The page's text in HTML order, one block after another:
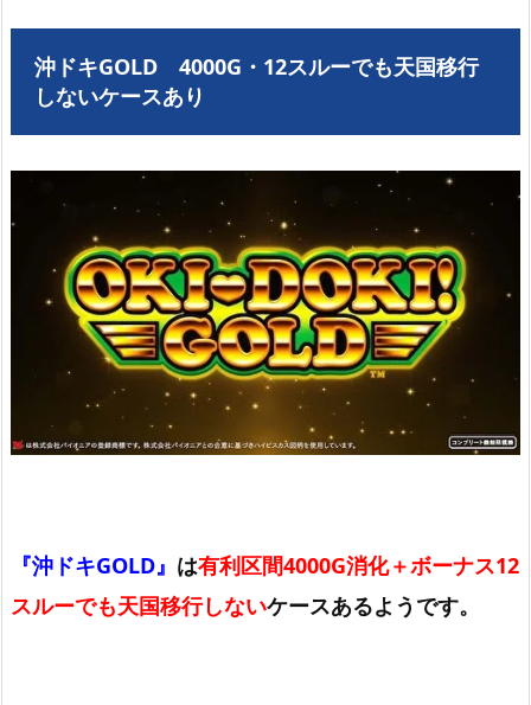
沖ドキGOLD 4000G・12スルーでも天国移行
しないケースあり
『沖ドキGOLD』 は有利区間4000G消化＋ボーナス12
スルーでも天国移行しないケースあるようです。